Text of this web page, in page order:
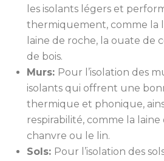
les isolants légers et
thermiquement, comme la
laine de roche, la ouate de
de bois.
Murs: Pour l’isolation des
isolants qui offrent une
thermique et phonique,
respirabilité, comme la
chanvre ou le lin.
Sols: Pour l’isolation des